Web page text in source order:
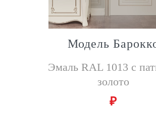
Модель
Эмаль RAL 1013 с
золото
₽